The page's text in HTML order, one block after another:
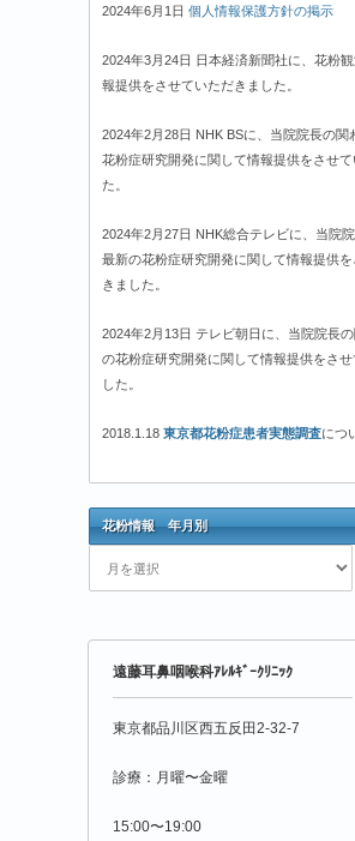
2024年6月1日 個人情報保護方針の掲示
2024年3月24日 日本経済新聞社に、花粉
報提供をさせていただきました。
2024年2月28日 NHK BSに、当院院長の関
花粉症研究開発に関して情報提供をさせて
た。
2024年2月27日 NHK総合テレビに、当院
最新の花粉症研究開発に関して情報提供
きました。
2024年2月13日 テレビ朝日に、当院院長
の花粉症研究開発に関して情報提供をさせ
した。
2018.1.18 東京都花粉症患者実態調査につ
花粉情報 年月別
花
粉
遠藤耳鼻咽喉科ｱﾚﾙｷﾞｰｸﾘﾆｯｸ
東京都品川区西五反田2-32-7
診療：月曜〜金曜
15:00〜19:00